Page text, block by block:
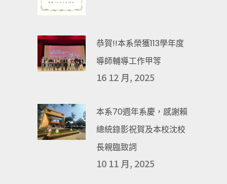
恭賀!!本系榮獲113學年度
導師輔導工作甲等
16 12 月, 2025
本系70週年系慶，感謝賴
總統錄影祝賀及本校沈校
長親臨致詞
10 11 月, 2025